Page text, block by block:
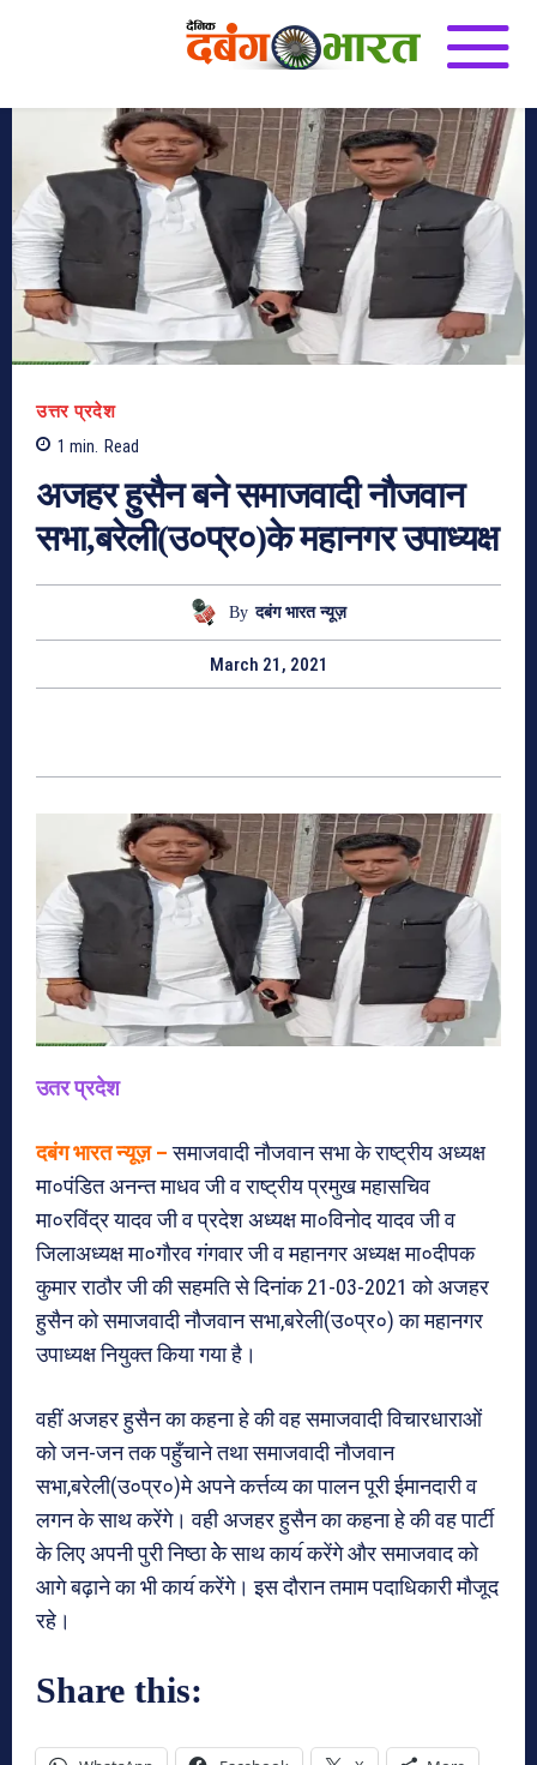
उत्तर प्रदेश
1 min. Read
अजहर हुसैन बने समाजवादी नौजवान
सभा,बरेली(उ०प्र०)के महानगर उपाध्यक्ष
By दबंग भारत न्यूज़
March 21, 2021
उतर प्रदेश
दबंग भारत न्यूज़ –समाजवादी नौजवान सभा के राष्ट्रीय अध्यक्ष
मा०पंडित अनन्त माधव जी व राष्ट्रीय प्रमुख महासचिव
मा०रविंद्र यादव जी व प्रदेश अध्यक्ष मा०विनोद यादव जी व
जिलाअध्यक्ष मा०गौरव गंगवार जी व महानगर अध्यक्ष मा०दीपक
कुमार राठौर जी की सहमति से दिनांक 21-03-2021 को अजहर
हुसैन को समाजवादी नौजवान सभा,‌बरेली(उ०प्र०) का महानगर
उपाध्यक्ष नियुक्त किया गया है।
वहीं अजहर हुसैन का कहना हे की वह समाजवादी विचारधाराओं
को जन-जन तक पहुँचाने तथा समाजवादी नौजवान
सभा,‌बरेली(उ०प्र०)मे अपने कर्त्तव्य का पालन पूरी ईमानदारी व
लगन के साथ करेंगे। वही अजहर हुसैन का कहना हे की वह पार्टी
के लिए अपनी पुरी निष्ठा केे साथ काय॔ करेंगे और समाजवाद को
आगे बढ़ाने का भी काय॔ करेंगे। इस दौरान तमाम पदाधिकारी मौजूद
रहे।
Share this: